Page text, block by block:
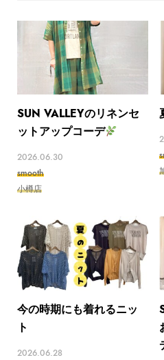
SUN VALLEYのリネンセ
ットアップコーデ
2026.06.30
smooth
小樽店
今の時期にも着れるニッ
ト
2026.06.28